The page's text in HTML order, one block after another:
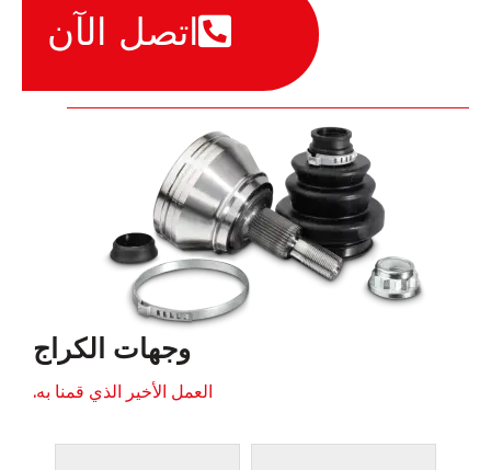
اتصل الآن
وجهات الكراج
العمل الأخير الذي قمنا به.